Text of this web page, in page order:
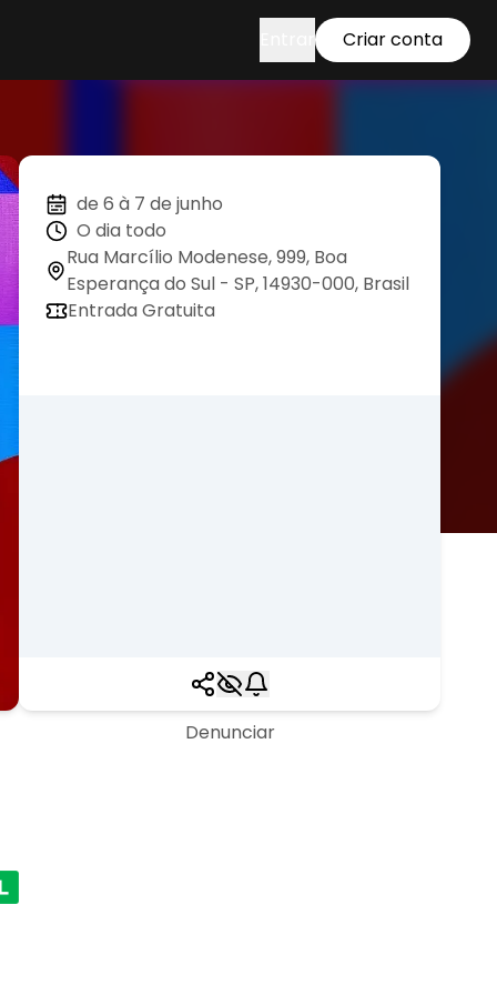
Criar conta
de 6 à 7 de junho
O dia todo
Rua Marcílio Modenese, 999, Boa
Esperança do Sul - SP, 14930-000, Brasil
Entrada Gratuita
Denunciar